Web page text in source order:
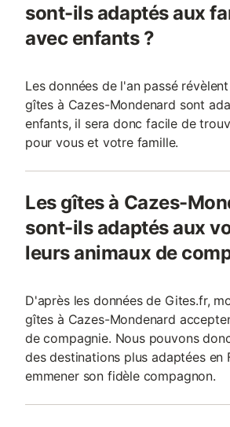
sont-ils adaptés aux
avec enfants ?
Les données de l'an passé
gîtes à Cazes-Mondenard sont
enfants, il sera donc facile de
pour vous et votre famille.
Les gîtes à Cazes-
sont-ils adaptés aux
leurs animaux de
D'après les données de Gites.fr,
gîtes à Cazes-Mondenard
de compagnie. Nous pouvons
des destinations plus adaptées en
emmener son fidèle compagnon.